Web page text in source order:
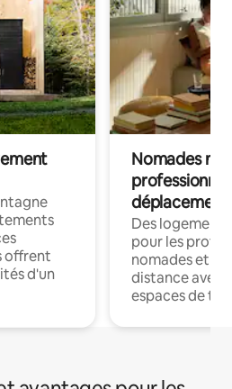
offrent
d'un
Nomades
déplacement
Des
pour les
nomades et
distance avec
espaces de